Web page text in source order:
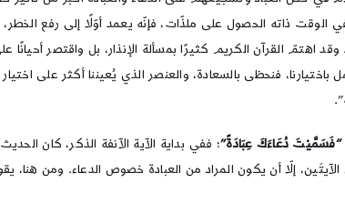
الوقت ذاته الحصول على ملذّات، فإنّه يعمد أوّلًا إلى رفع
اهتمّ القرآن الكريم كثيرًا بمسألة الإنذار، بل واقتصر أحيانًا
فنحظى بالسعادة، والعنصر الذي يُعيننا أكثر على
“فَسَمَّيْتَ دُعَاءَكَ عِبَادَةً”؛ ففي بداية الآية الآنفة الذكر، كان
الآيتَين، إلّا أن يكون المراد من العبادة خصوص الدعاء. ومن